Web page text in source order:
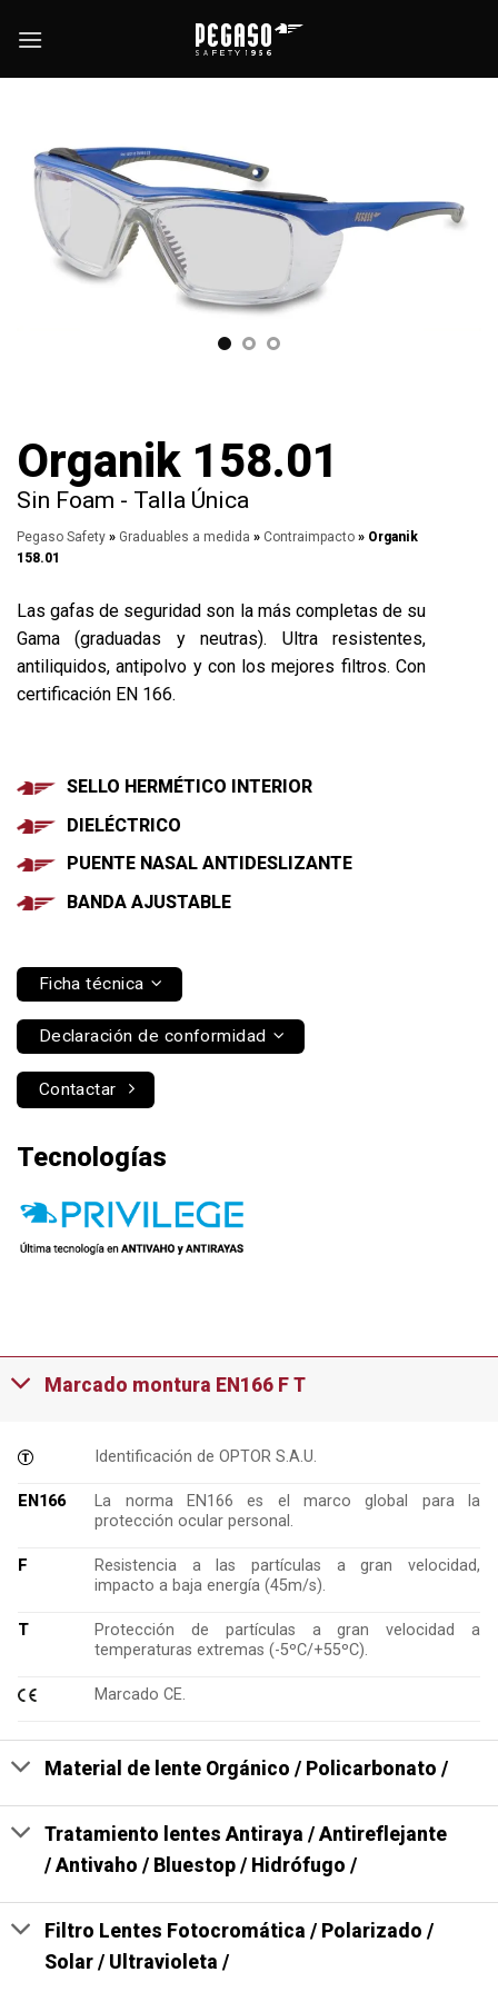
Organik 158.01
Sin Foam - Talla Única
Pegaso Safety » Graduables a medida » Contraimpacto » Organik
158.01
Las gafas de seguridad son la más completas de su
Gama (graduadas y neutras). Ultra resistentes,
antiliquidos, antipolvo y con los mejores filtros. Con
certificación EN 166.
SELLO HERMÉTICO INTERIOR
DIELÉCTRICO
PUENTE NASAL ANTIDESLIZANTE
BANDA AJUSTABLE
Ficha técnica
Declaración de conformidad
Contactar
Tecnologías
Marcado montura EN166 F T
Identificación de OPTOR S.A.U.
EN166
La norma EN166 es el marco global para la
protección ocular personal.
F
Resistencia a las partículas a gran velocidad,
impacto a baja energía (45m/s).
T
Protección de partículas a gran velocidad a
temperaturas extremas (-5ºC/+55ºC).
Marcado CE.
Material de lente Orgánico / Policarbonato /
Tratamiento lentes Antiraya / Antireflejante
/ Antivaho / Bluestop / Hidrófugo /
Filtro Lentes Fotocromática / Polarizado /
Solar / Ultravioleta /